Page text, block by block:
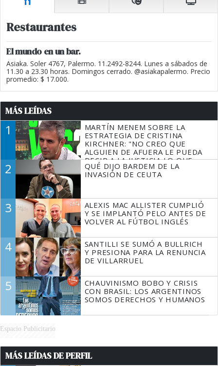
Restaurantes
El mundo en un bar.
Asiaka. Soler 4767, Palermo. 11.2492-8244. Lunes a sábados de
11.30 a 23.30 horas. Domingos cerrado. @asiakapalermo. Precio
promedio: $ 17.000.
MÁS LEÍDAS
1
MARTÍN MENEM SOBRE LA
ESTRATEGIA DE CRISTINA
KIRCHNER: "NO CREO QUE
ALGUIEN DE AFUERA LE PUEDA
DECIR A LA JUSTICIA LO QUE
TIENE QUE HACER"
2
QUÉ DIJO BARDEM DE LA
INVASIÓN DE CEUTA
3
ALEXIS MAC ALLISTER CUMPLIÓ
Y SE IMPLANTÓ PELO ANTES DE
VOLVER AL FÚTBOL INGLÉS
4
SANTILLI SE SUMÓ A BULLRICH
Y PRESIONA PARA LA RENUNCIA
DE VILLARRUEL
5
CHAUVINISMO BOBO Y CRISIS
CON BRASIL: LOS ARGENTINOS
SOMOS DERECHOS Y HUMANOS
Espacio Publicitario
MÁS LEÍDAS DE PERFIL